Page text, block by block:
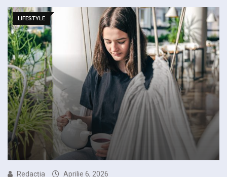
LIFESTYLE
Redacția Aprilie 6, 2026